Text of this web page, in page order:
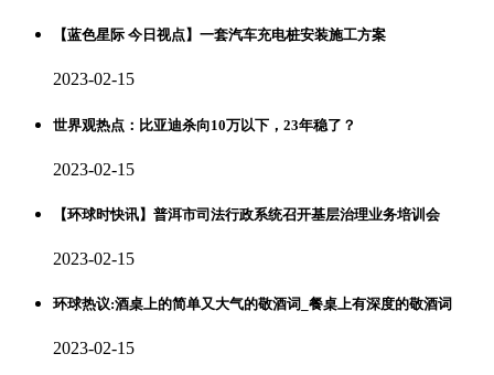
【蓝色星际 今日视点】一套汽车充电桩安装施工方案
2023-02-15
世界观热点：比亚迪杀向10万以下，23年稳了？
2023-02-15
【环球时快讯】普洱市司法行政系统召开基层治理业务培训会
2023-02-15
环球热议:酒桌上的简单又大气的敬酒词_餐桌上有深度的敬酒词
2023-02-15